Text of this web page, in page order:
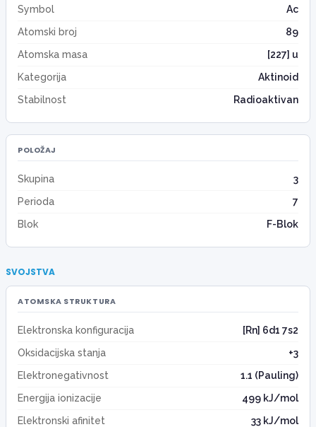
Symbol
Ac
Atomski broj
89
Atomska masa
[227] u
Kategorija
Aktinoid
Stabilnost
Radioaktivan
POLOŽAJ
Skupina
3
Perioda
7
Blok
F-Blok
SVOJSTVA
ATOMSKA STRUKTURA
Elektronska konfiguracija
[Rn] 6d1 7s2
Oksidacijska stanja
+3
Elektronegativnost
1.1 (Pauling)
Energija ionizacije
499 kJ/mol
Elektronski afinitet
33 kJ/mol